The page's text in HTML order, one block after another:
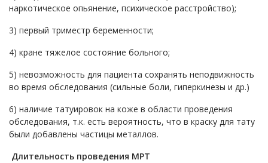
наркотическое опьянение, психическое расстройство);
3) первый триместр беременности;
4) кране тяжелое состояние больного;
5) невозможность для пациента сохранять неподвижность
во время обследования (сильные боли, гиперкинезы и др.)
6) наличие татуировок на коже в области проведения
обследования, т.к. есть вероятность, что в краску для тату
были добавлены частицы металлов.
Длительность проведения МРТ